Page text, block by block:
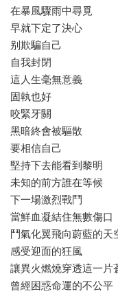
在暴風驟雨中尋覓
早就下定了決心
别欺騙自己
自我封閉
這人生毫無意義
固執也好
咬緊牙關
黑暗終會被驅散
要相信自己
堅持下去能看到黎明
未知的前方誰在等候
下一場激烈戰鬥
當鮮血凝結住無數傷口
鬥氣化翼飛向蔚藍的天
感受迎面的狂風
讓異火燃燒穿透這一片
曾經困惑命運的不公平